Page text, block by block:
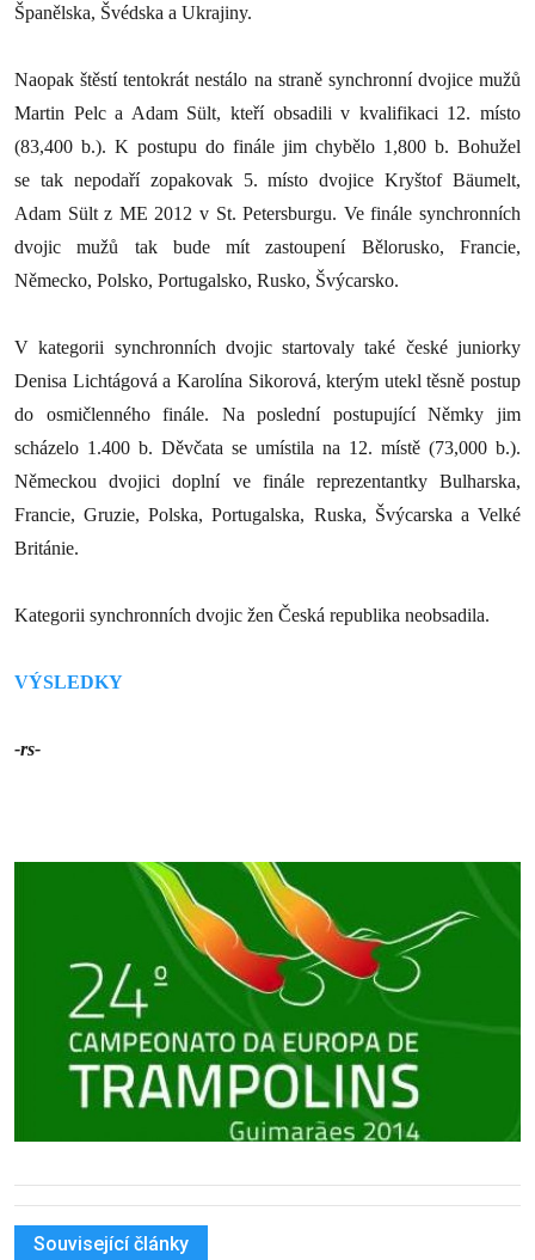
Španělska, Švédska a Ukrajiny.
Naopak štěstí tentokrát nestálo na straně synchronní dvojice mužů
Martin Pelc a Adam Sült, kteří obsadili v kvalifikaci 12. místo
(83,400 b.). K postupu do finále jim chybělo 1,800 b. Bohužel
se tak nepodaří zopakovak 5. místo dvojice Kryštof Bäumelt,
Adam Sült z ME 2012 v St. Petersburgu. Ve finále synchronních
dvojic mužů tak bude mít zastoupení Bělorusko, Francie,
Německo, Polsko, Portugalsko, Rusko, Švýcarsko.
V kategorii synchronních dvojic startovaly také české juniorky
Denisa Lichtágová a Karolína Sikorová, kterým utekl těsně postup
do osmičlenného finále. Na poslední postupující Němky jim
scházelo 1.400 b. Děvčata se umístila na 12. místě (73,000 b.).
Německou dvojici doplní ve finále reprezentantky Bulharska,
Francie, Gruzie, Polska, Portugalska, Ruska, Švýcarska a Velké
Británie.
Kategorii synchronních dvojic žen Česká republika neobsadila.
VÝSLEDKY
-rs-
Související články